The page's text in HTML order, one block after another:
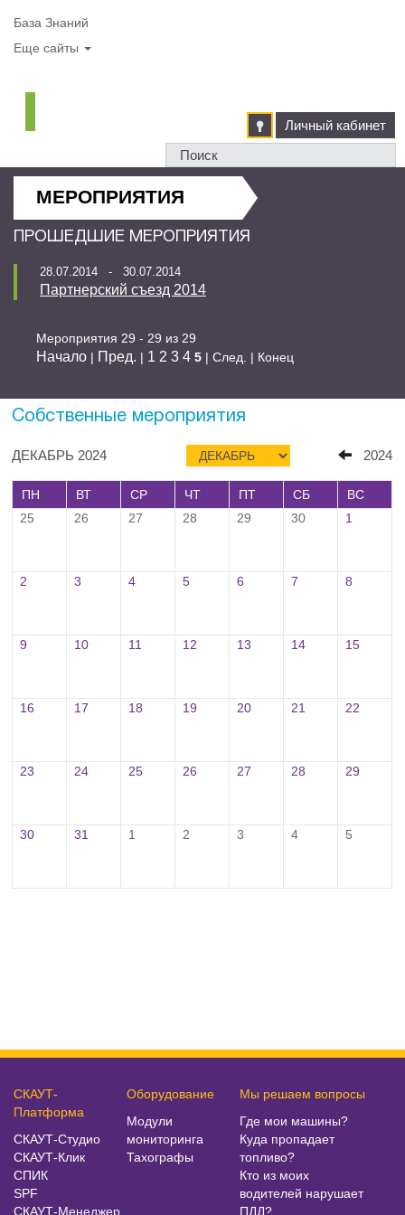
База Знаний
Еще сайты
Личный кабинет
МЕРОПРИЯТИЯ
ПРОШЕДШИЕ МЕРОПРИЯТИЯ
28.07.2014 - 30.07.2014
Партнерский съезд 2014
Мероприятия 29 - 29 из 29
Начало | Пред. | 1 2 3 4 5 | След. | Конец
Собственные мероприятия
ДЕКАБРЬ 2024 2024
ПН ВТ СР ЧТ ПТ СБ
ВС
25
26 27 28 29 30 1
2 3 4 5 6 7 8
9 10 11 12 13 14 15
16 17 18 19 20 21 22
23 24 25 26 27 28 29
30 31 1 2 3 4 5
СКАУТ-
Платформа
СКАУТ-Студио
СКАУТ-Клик
СПИК
SPF
СКАУТ-Менеджер
Оборудование
Модули
мониторинга
Тахографы
Мы решаем вопросы
Где мои машины?
Куда пропадает
топливо?
Кто из моих
водителей нарушает
ПДД?